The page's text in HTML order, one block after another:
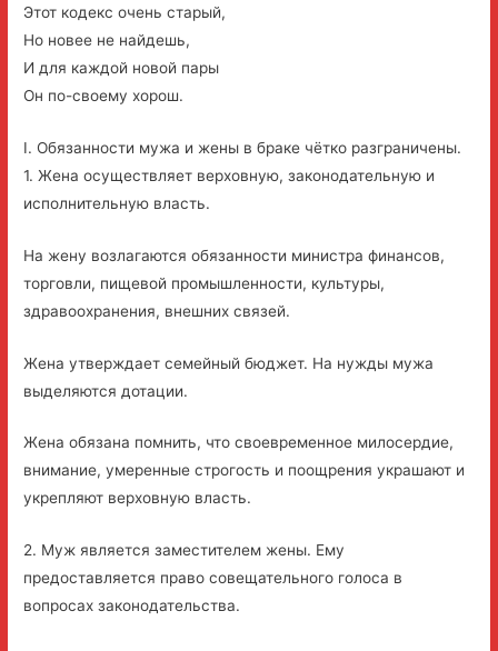
Этот кодекс очень старый,
Но новее не найдешь,
И для каждой новой пары
Он по-своему хорош.
I. Обязанности мужа и жены в браке чётко разграничены.
1. Жена осуществляет верховную, законодательную и
исполнительную власть.
На жену возлагаются обязанности министра финансов,
торговли, пищевой промышленности, культуры,
здравоохранения, внешних связей.
Жена утверждает семейный бюджет. На нужды мужа
выделяются дотации.
Жена обязана помнить, что своевременное милосердие,
внимание, умеренные строгость и поощрения украшают и
укрепляют верховную власть.
2. Муж является заместителем жены. Ему
предоставляется право совещательного голоса в
вопросах законодательства.